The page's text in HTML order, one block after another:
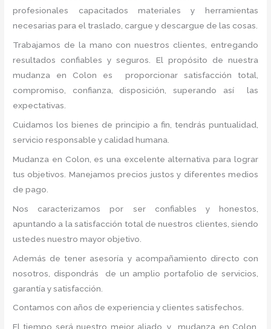
profesionales capacitados materiales y herramientas
necesarias para el traslado, cargue y descargue de las cosas.
Trabajamos de la mano con nuestros clientes, entregando
resultados confiables y seguros. El propósito de nuestra
mudanza en Colon es proporcionar satisfacción total,
compromiso, confianza, disposición, superando así las
expectativas.
Cuidamos los bienes de principio a fin, tendrás puntualidad,
servicio responsable y calidad humana.
Mudanza en Colon, es una excelente alternativa para lograr
tus objetivos. Manejamos precios justos y diferentes medios
de pago.
Nos caracterizamos por ser confiables y honestos,
apuntando a la satisfacción total de nuestros clientes, siendo
ustedes nuestro mayor objetivo.
Además de tener asesoría y acompañamiento directo con
nosotros, dispondrás de un amplio portafolio de servicios,
garantía y satisfacción.
Contamos con años de experiencia y clientes satisfechos.
El tiempo será nuestro mejor aliado, y mudanza en Colon